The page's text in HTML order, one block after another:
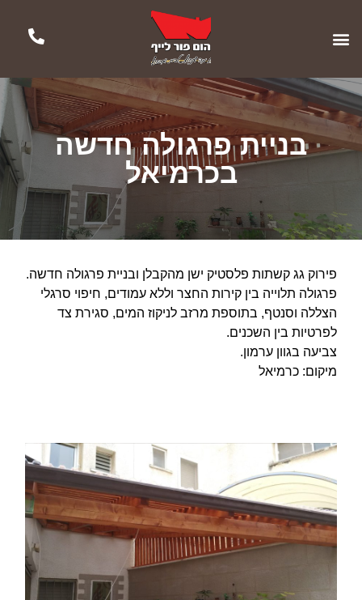
בניית פרגולה חדשה
בכרמיאל
פירוק גג קשתות פלסטיק ישן מהקבלן ובניית פרגולה חדשה.
פרגולה תלוייה בין קירות החצר וללא עמודים, חיפוי סרגלי
הצללה וסנטף, בתוספת מרזב לניקוז המים, סגירת צד
לפרטיות בין השכנים.
צביעה בגוון ערמון.
מיקום: כרמיאל